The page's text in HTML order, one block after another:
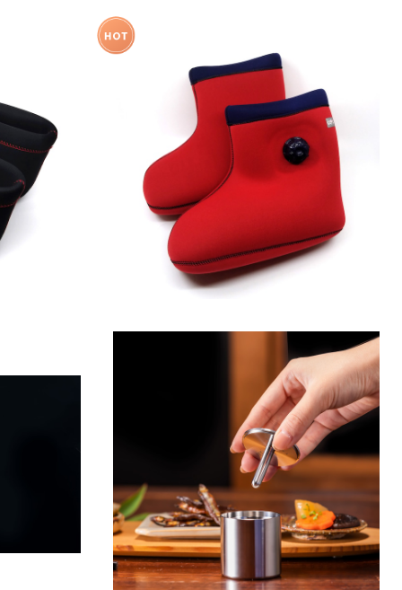
！】【S/Mサ
たんぽ 足
ク
【温活】濡れない足湯 やわらか湯たんぽ
足用タイプ
¥24,750
変化する味を楽しむ晩酌 ステンレスぐいの
みセット 50mm＆Φ8
¥27,500